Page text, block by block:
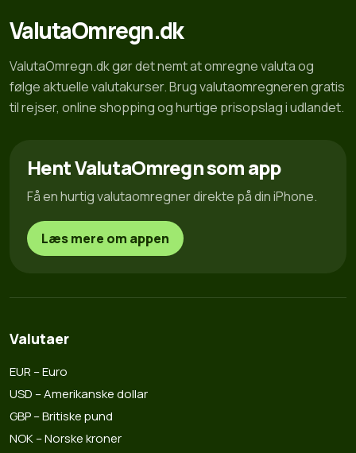
ValutaOmregn.dk
ValutaOmregn.dk gør det nemt at omregne valuta og
følge aktuelle valutakurser. Brug valutaomregneren gratis
til rejser, online shopping og hurtige prisopslag i udlandet.
Hent ValutaOmregn som app
Få en hurtig valutaomregner direkte på din iPhone.
Læs mere om appen
Valutaer
EUR – Euro
USD – Amerikanske dollar
GBP – Britiske pund
NOK – Norske kroner